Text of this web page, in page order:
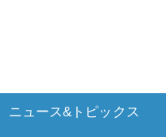
ニュース&トピックス